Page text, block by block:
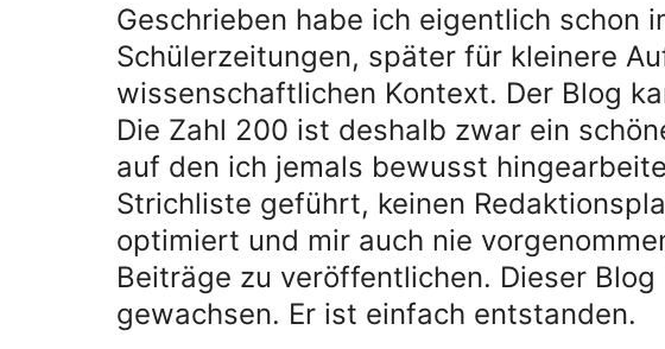
Geschrieben habe ich eigentlich schon
Schülerzeitungen, später für kleinere
wissenschaftlichen Kontext. Der Blog
Die Zahl 200 ist deshalb zwar ein
auf den ich jemals bewusst
Strichliste geführt, keinen
optimiert und mir auch nie
Beiträge zu veröffentlichen. Dieser
gewachsen. Er ist einfach entstanden.